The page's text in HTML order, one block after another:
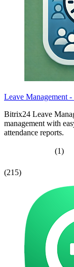
Leave Management -
Bitrix24 Leave
management with
attendance reports.
(1)
(215)